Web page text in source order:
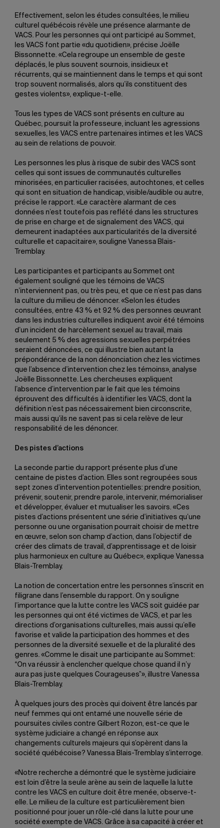
Effectivement, selon les études consultées, le milieu
culturel québécois révèle une présence alarmante de
VACS. Pour les personnes qui ont participé au Sommet,
les VACS font partie «du quotidien», précise Joëlle
Bissonnette. «Cela regroupe un ensemble de geste
déplacés, le plus souvent sournois, insidieux et
récurrents, qui se maintiennent dans le temps et qui sont
trop souvent normalisés, alors qu’ils constituent des
gestes violents», explique-t-elle.
Tous les types de VACS sont présents en culture au
Québec, poursuit la professeure, incluant les agressions
sexuelles, les VACS entre partenaires intimes et les VACS
au sein de relations de pouvoir.
Les personnes les plus à risque de subir des VACS sont
celles qui sont issues de communautés culturelles
minorisées, en particulier racisées, autochtones, et celles
qui sont en situation de handicap, visible/audible ou autre,
précise le rapport. «Le caractère alarmant de ces
données n’est toutefois pas reflété dans les structures
de prise en charge et de signalement des VACS, qui
demeurent inadaptées aux particularités de la diversité
culturelle et capacitaire», souligne Vanessa Blais-
Tremblay.
Les participantes et participants au Sommet ont
également souligné que les témoins de VACS
n’interviennent pas, ou très peu, et que ce n’est pas dans
la culture du milieu de dénoncer. «Selon les études
consultées, entre 43 % et 92 % des personnes œuvrant
dans les industries culturelles indiquent avoir été témoins
d’un incident de harcèlement sexuel au travail, mais
seulement 5 % des agressions sexuelles perpétrées
seraient dénoncées, ce qui illustre bien autant la
prépondérance de la non dénonciation chez les victimes
que l’absence d’intervention chez les témoins», analyse
Joëlle Bissonnette. Les chercheuses expliquent
l’absence d’intervention par le fait que les témoins
éprouvent des difficultés à identifier les VACS, dont la
définition n’est pas nécessairement bien circonscrite,
mais aussi qu’ils ne savent pas si cela relève de leur
responsabilité de les dénoncer.
Des pistes d’actions
La seconde partie du rapport présente plus d’une
centaine de pistes d’action. Elles sont regroupées sous
sept zones d’intervention potentielles: prendre position,
prévenir, soutenir, prendre parole, intervenir, mémorialiser
et développer, évaluer et mutualiser les savoirs. «Ces
pistes d’actions présentent une série d’initiatives qu’une
personne ou une organisation pourrait choisir de mettre
en œuvre, selon son champ d’action, dans l’objectif de
créer des climats de travail, d’apprentissage et de loisir
plus harmonieux en culture au Québec», explique Vanessa
Blais-Tremblay.
La notion de concertation entre les personnes s’inscrit en
filigrane dans l’ensemble du rapport. On y souligne
l’importance que la lutte contre les VACS soit guidée par
les personnes qui ont été victimes de VACS, et par les
directions d’organisations culturelles, mais aussi qu’elle
favorise et valide la participation des hommes et des
personnes de la diversité sexuelle et de la pluralité des
genres. «Comme le disait une participante au Sommet:
“On va réussir à enclencher quelque chose quand il n’y
aura pas juste quelques Courageuses”», illustre Vanessa
Blais-Tremblay.
À quelques jours des procès qui doivent être lancés par
neuf femmes qui ont entamé une nouvelle série de
poursuites civiles contre Gilbert Rozon, est-ce que le
système judiciaire a changé en réponse aux
changements culturels majeurs qui s’opèrent dans la
société québécoise? Vanessa Blais-Tremblay s’interroge.
«Notre recherche a démontré que le système judiciaire
est loin d’être la seule arène au sein de laquelle la lutte
contre les VACS en culture doit être menée, observe-t-
elle. Le milieu de la culture est particulièrement bien
positionné pour jouer un rôle-clé dans la lutte pour une
société exempte de VACS. Grâce à sa capacité à créer et